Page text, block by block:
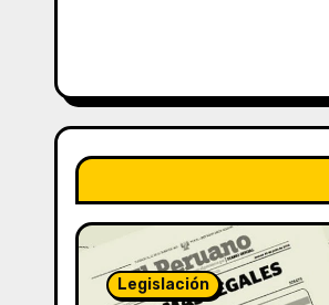
Legislación